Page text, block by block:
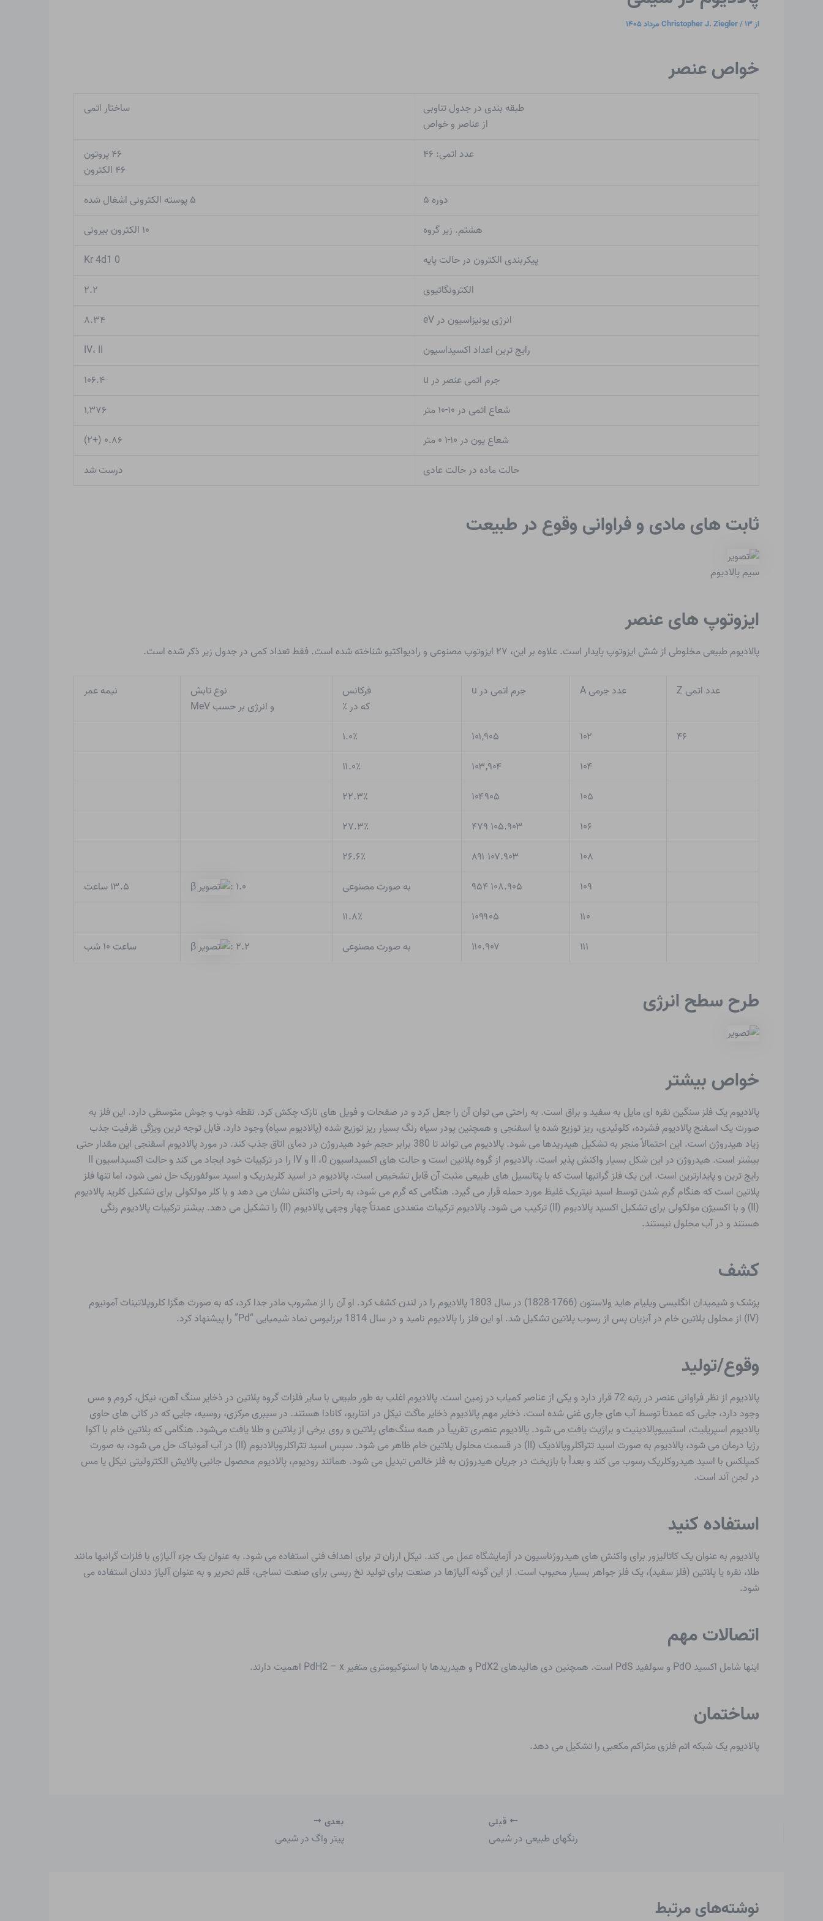
از Christopher J. Ziegler/۱۳ مرداد ۱۴۰۵
خواص عنصر
طبقه بندی در جدول تناوبی
از عناصر و خواص
ساختار اتمی
عدد اتمی: ۴۶
۴۶ پروتون
۴۶ الکترون
دوره ۵
۵ پوسته الکترونی اشغال شده
هشتم. زیر گروه
۱۰ الکترون بیرونی
پیکربندی الکترون در حالت پایه
Kr 4d1 0
الکترونگاتیوی
۲.۲
انرژی یونیزاسیون در eV
۸.۳۴
رایج ترین اعداد اکسیداسیون
IV، II
جرم اتمی عنصر در u
۱۰۶.۴
شعاع اتمی در ۱۰-۱۰ متر
۱,۳۷۶
شعاع یون در ۱۰-۱ ۰ متر
۰.۸۶ (+۲)
حالت ماده در حالت عادی
درست شد
ثابت های مادی و فراوانی وقوع در طبیعت
سیم پالادیوم
ایزوتوپ های عنصر
پالادیوم طبیعی مخلوطی از شش ایزوتوپ پایدار است. علاوه بر این، ۲۷ ایزوتوپ مصنوعی و رادیواکتیو شناخته شده است. فقط تعداد کمی در جدول زیر ذکر شده است.
عدد اتمی Z عدد جرمی A جرم اتمی در u
فرکانس
که در ٪
نوع تابش
و انرژی بر حسب MeV
نیمه عمر
۴۶ ۱۰۲ ۱۰۱,۹۰۵
۱.۰٪
۱۰۴
۱۰۳,۹۰۴
۱۱.۰٪
۱۰۵
۱۰۴۹۰۵
۲۲.۳٪
۱۰۶
۱۰۵.۹۰۳ ۴۷۹
۲۷.۳٪
۱۰۸
۱۰۷.۹۰۳ ۸۹۱
۲۶.۶٪
۱۰۹
۱۰۸.۹۰۵ ۹۵۴ به صورت مصنوعی β : ۱.۰
۱۳.۵ ساعت
۱۱۰
۱۰۹۹۰۵
۱۱.۸٪
۱۱۱
۱۱۰.۹۰۷ به صورت مصنوعی β : ۲.۲ ساعت ۱۰ شب
طرح سطح انرژی
خواص بیشتر
پالادیوم یک فلز سنگین نقره ای مایل به سفید و براق است. به راحتی می توان آن را جعل کرد و در صفحات و فویل های نازک چکش کرد. نقطه ذوب و جوش متوسطی دارد. این فلز به
صورت یک اسفنج پالادیوم فشرده، کلوئیدی، ریز توزیع شده یا اسفنجی و همچنین پودر سیاه رنگ بسیار ریز توزیع شده (پالادیوم سیاه) وجود دارد. قابل توجه ترین ویژگی ظرفیت جذب
زیاد هیدروژن است. این احتمالاً منجر به تشکیل هیدریدها می شود. پالادیوم می تواند تا 380 برابر حجم خود هیدروژن در دمای اتاق جذب کند. در مورد پالادیوم اسفنجی این مقدار حتی
بیشتر است. هیدروژن در این شکل بسیار واکنش پذیر است. پالادیوم از گروه پلاتین است و حالت های اکسیداسیون 0، II و IV را در ترکیبات خود ایجاد می کند و حالت اکسیداسیون II
رایج ترین و پایدارترین است. این یک فلز گرانبها است که با پتانسیل های طبیعی مثبت آن قابل تشخیص است. پالادیوم در اسید کلریدریک و اسید سولفوریک حل نمی شود، اما تنها فلز
پلاتین است که هنگام گرم شدن توسط اسید نیتریک غلیظ مورد حمله قرار می گیرد. هنگامی که گرم می شود، به راحتی واکنش نشان می دهد و با کلر مولکولی برای تشکیل کلرید پالادیوم
(II) و با اکسیژن مولکولی برای تشکیل اکسید پالادیوم (II) ترکیب می شود. پالادیوم ترکیبات متعددی عمدتاً چهار وجهی پالادیوم (II) را تشکیل می دهد. بیشتر ترکیبات پالادیوم رنگی
هستند و در آب محلول نیستند.
کشف
پزشک و شیمیدان انگلیسی ویلیام هاید ولاستون (1766-1828) در سال 1803 پالادیوم را در لندن کشف کرد. او آن را از مشروب مادر جدا کرد، که به صورت هگزا کلروپلاتینات آمونیوم
(IV) از محلول پلاتین خام در آبزیان پس از رسوب پلاتین تشکیل شد. او این فلز را پالادیوم نامید و در سال 1814 برزلیوس نماد شیمیایی “Pd” را پیشنهاد کرد.
وقوع/تولید
پالادیوم از نظر فراوانی عنصر در رتبه 72 قرار دارد و یکی از عناصر کمیاب در زمین است. پالادیوم اغلب به طور طبیعی با سایر فلزات گروه پلاتین در ذخایر سنگ آهن، نیکل، کروم و مس
وجود دارد، جایی که عمدتاً توسط آب های جاری غنی شده است. ذخایر مهم پالادیوم ذخایر ماگت نیکل در انتاریو، کانادا هستند. در سیبری مرکزی، روسیه، جایی که در کانی های حاوی
پالادیوم اسپریلیت، استیبیوپالادینیت و براژیت یافت می شود. پالادیوم عنصری تقریباً در همه سنگ‌های پلاتین و روی برخی از پلاتین و طلا یافت می‌شود. هنگامی که پلاتین خام با آکوا
رژیا درمان می شود، پالادیوم به صورت اسید تتراکلروپالادیک (II) در قسمت محلول پلاتین خام ظاهر می شود. سپس اسید تتراکلروپالادیوم (II) در آب آمونیاک حل می شود، به صورت
کمپلکس با اسید هیدروکلریک رسوب می کند و بعداً با بازپخت در جریان هیدروژن به فلز خالص تبدیل می شود. همانند رودیوم، پالادیوم محصول جانبی پالایش الکترولیتی نیکل یا مس
در لجن آند است.
استفاده کنید
پالادیوم به عنوان یک کاتالیزور برای واکنش های هیدروژناسیون در آزمایشگاه عمل می کند. نیکل ارزان تر برای اهداف فنی استفاده می شود. به عنوان یک جزء آلیاژی با فلزات گرانبها مانند
طلا، نقره یا پلاتین (فلز سفید)، یک فلز جواهر بسیار محبوب است. از این گونه آلیاژها در صنعت برای تولید نخ ریسی برای صنعت نساجی، قلم تحریر و به عنوان آلیاژ دندان استفاده می
شود.
اتصالات مهم
اینها شامل اکسید PdO و سولفید PdS است. همچنین دی هالیدهای PdX2 و هیدریدها با استوکیومتری متغیر PdH2 – x اهمیت دارند.
ساختمان
پالادیوم یک شبکه اتم فلزی متراکم مکعبی را تشکیل می دهد.
قبلی
رنگهای طبیعی در شیمی
بعدی
پیتر واگ در شیمی
نوشته‌های مرتبط